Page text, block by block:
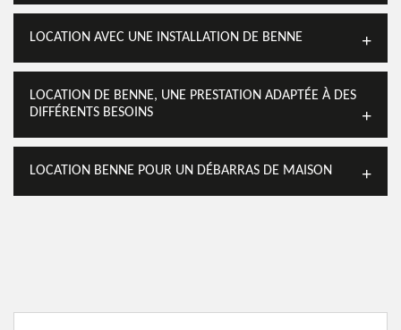
LOCATION AVEC UNE INSTALLATION DE BENNE
LOCATION DE BENNE, UNE PRESTATION ADAPTÉE À DES
DIFFÉRENTS BESOINS
LOCATION BENNE POUR UN DÉBARRAS DE MAISON